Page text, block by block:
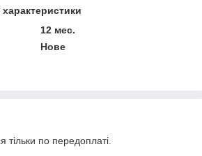
12 мес.
Нове
тільки по передоплаті.